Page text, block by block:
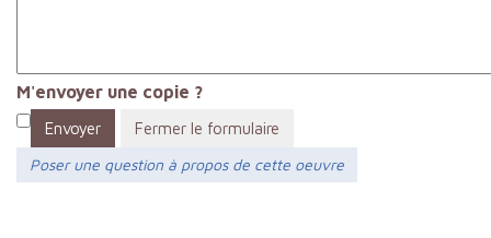
M'envoyer une copie ?
Envoyer
Fermer le formulaire
Poser une question à propos de cette oeuvre